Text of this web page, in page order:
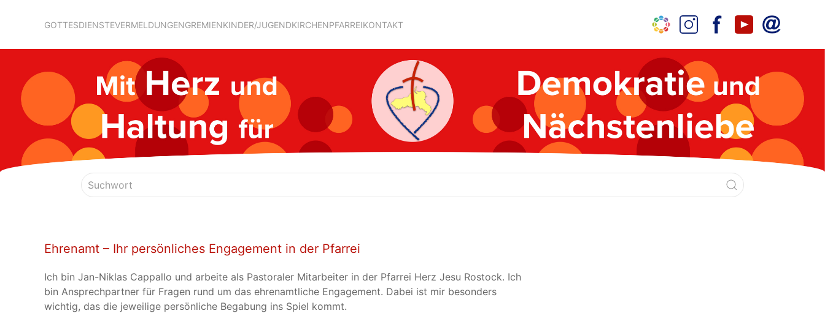
GOTTESDIENSTEVERMELDUNGENGREMIENKINDER/JUGENDKIRCHENPFARREIKONTAKT
Ehrenamt – Ihr persönliches Engagement in der Pfarrei
Ich bin Jan-Niklas Cappallo und arbeite als Pastoraler Mitarbeiter in der Pfarrei Herz Jesu Rostock. Ich
bin Ansprechpartner für Fragen rund um das ehrenamtliche Engagement. Dabei ist mir besonders
wichtig, das die jeweilige persönliche Begabung ins Spiel kommt.